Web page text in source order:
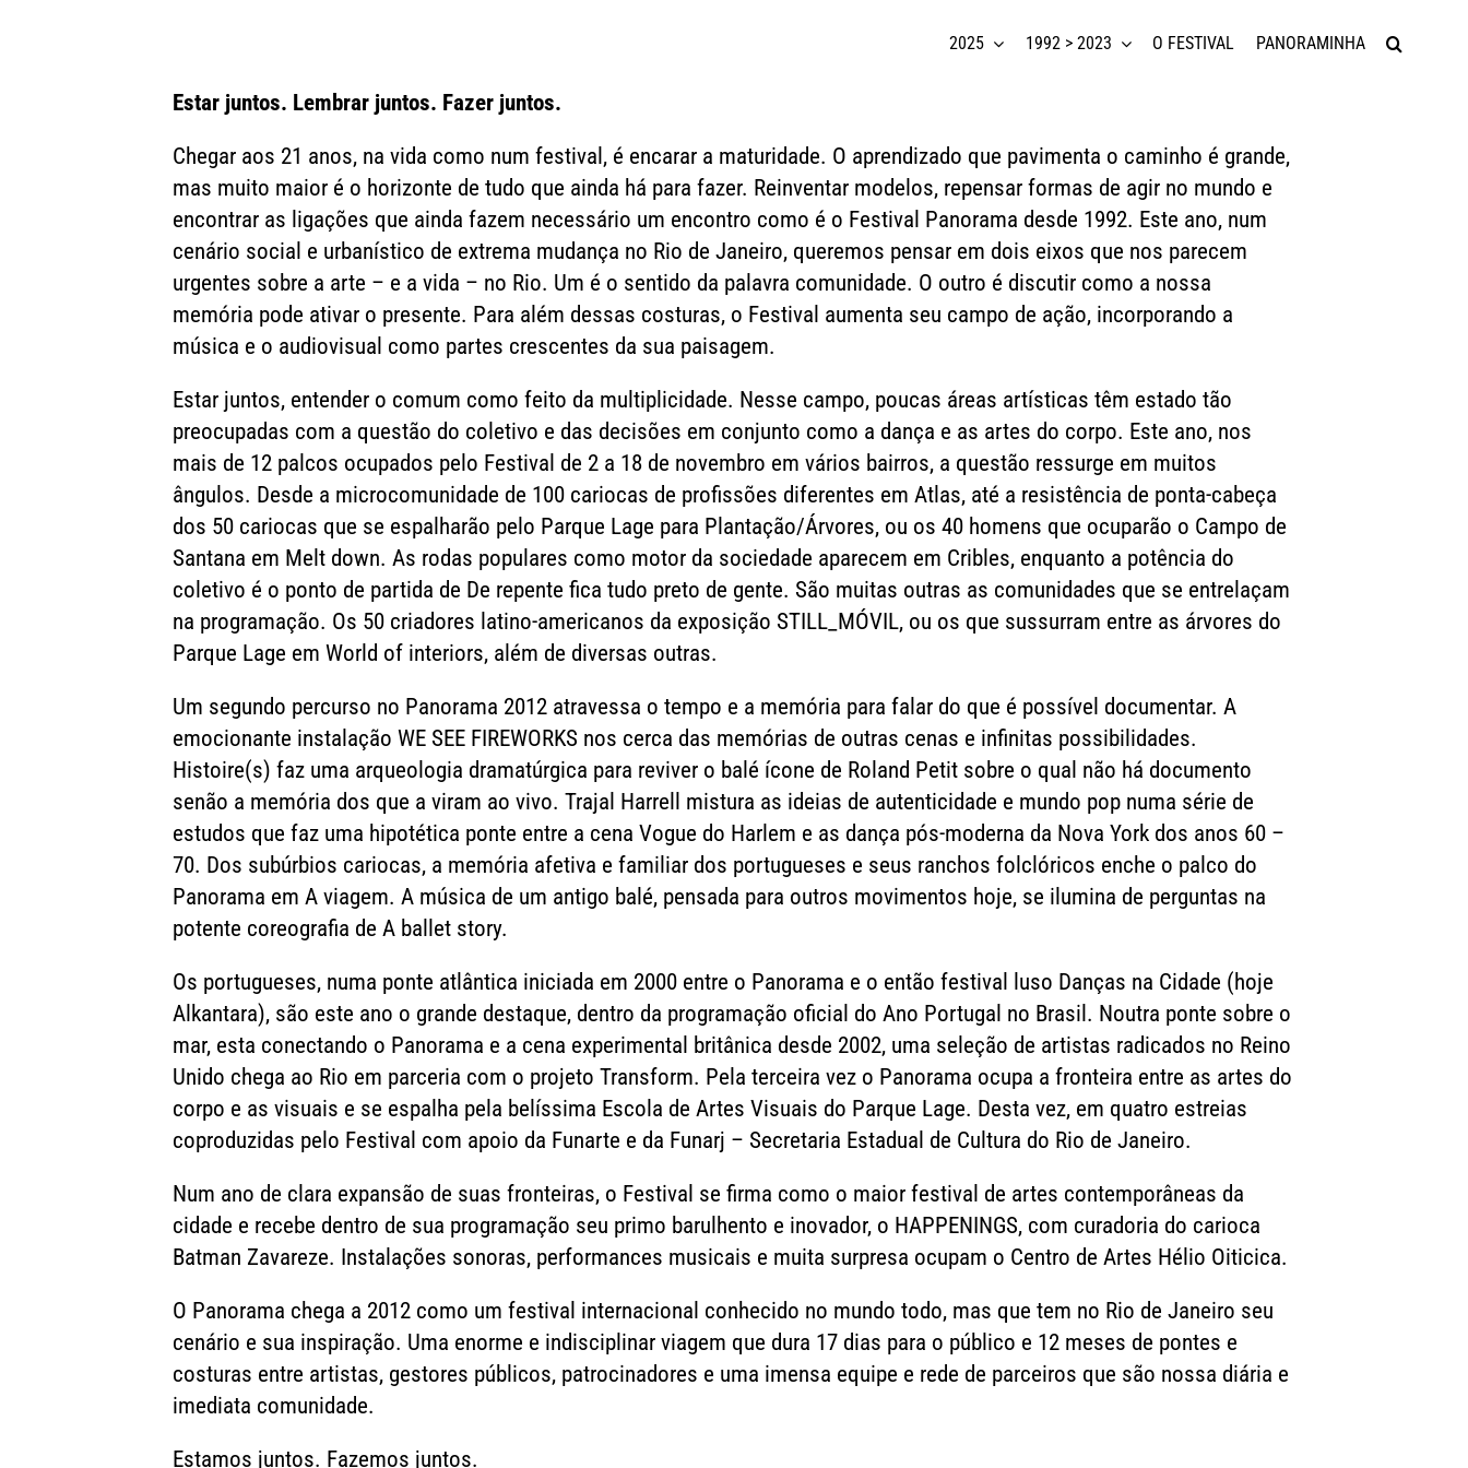
2025 1992 > 2023 O FESTIVAL PANORAMINHA
Estar juntos. Lembrar juntos. Fazer juntos.
Chegar aos 21 anos, na vida como num festival, é encarar a maturidade. O aprendizado que pavimenta o caminho é grande,
mas muito maior é o horizonte de tudo que ainda há para fazer. Reinventar modelos, repensar formas de agir no mundo e
encontrar as ligações que ainda fazem necessário um encontro como é o Festival Panorama desde 1992. Este ano, num
cenário social e urbanístico de extrema mudança no Rio de Janeiro, queremos pensar em dois eixos que nos parecem
urgentes sobre a arte – e a vida – no Rio. Um é o sentido da palavra comunidade. O outro é discutir como a nossa
memória pode ativar o presente. Para além dessas costuras, o Festival aumenta seu campo de ação, incorporando a
música e o audiovisual como partes crescentes da sua paisagem.
Estar juntos, entender o comum como feito da multiplicidade. Nesse campo, poucas áreas artísticas têm estado tão
preocupadas com a questão do coletivo e das decisões em conjunto como a dança e as artes do corpo. Este ano, nos
mais de 12 palcos ocupados pelo Festival de 2 a 18 de novembro em vários bairros, a questão ressurge em muitos
ângulos. Desde a microcomunidade de 100 cariocas de profissões diferentes em Atlas, até a resistência de ponta-cabeça
dos 50 cariocas que se espalharão pelo Parque Lage para Plantação/Árvores, ou os 40 homens que ocuparão o Campo de
Santana em Melt down. As rodas populares como motor da sociedade aparecem em Cribles, enquanto a potência do
coletivo é o ponto de partida de De repente fica tudo preto de gente. São muitas outras as comunidades que se entrelaçam
na programação. Os 50 criadores latino-americanos da exposição STILL_MÓVIL, ou os que sussurram entre as árvores do
Parque Lage em World of interiors, além de diversas outras.
Um segundo percurso no Panorama 2012 atravessa o tempo e a memória para falar do que é possível documentar. A
emocionante instalação WE SEE FIREWORKS nos cerca das memórias de outras cenas e infinitas possibilidades.
Histoire(s) faz uma arqueologia dramatúrgica para reviver o balé ícone de Roland Petit sobre o qual não há documento
senão a memória dos que a viram ao vivo. Trajal Harrell mistura as ideias de autenticidade e mundo pop numa série de
estudos que faz uma hipotética ponte entre a cena Vogue do Harlem e as dança pós-moderna da Nova York dos anos 60 –
70. Dos subúrbios cariocas, a memória afetiva e familiar dos portugueses e seus ranchos folclóricos enche o palco do
Panorama em A viagem. A música de um antigo balé, pensada para outros movimentos hoje, se ilumina de perguntas na
potente coreografia de A ballet story.
Os portugueses, numa ponte atlântica iniciada em 2000 entre o Panorama e o então festival luso Danças na Cidade (hoje
Alkantara), são este ano o grande destaque, dentro da programação oficial do Ano Portugal no Brasil. Noutra ponte sobre o
mar, esta conectando o Panorama e a cena experimental britânica desde 2002, uma seleção de artistas radicados no Reino
Unido chega ao Rio em parceria com o projeto Transform. Pela terceira vez o Panorama ocupa a fronteira entre as artes do
corpo e as visuais e se espalha pela belíssima Escola de Artes Visuais do Parque Lage. Desta vez, em quatro estreias
coproduzidas pelo Festival com apoio da Funarte e da Funarj – Secretaria Estadual de Cultura do Rio de Janeiro.
Num ano de clara expansão de suas fronteiras, o Festival se firma como o maior festival de artes contemporâneas da
cidade e recebe dentro de sua programação seu primo barulhento e inovador, o HAPPENINGS, com curadoria do carioca
Batman Zavareze. Instalações sonoras, performances musicais e muita surpresa ocupam o Centro de Artes Hélio Oiticica.
O Panorama chega a 2012 como um festival internacional conhecido no mundo todo, mas que tem no Rio de Janeiro seu
cenário e sua inspiração. Uma enorme e indisciplinar viagem que dura 17 dias para o público e 12 meses de pontes e
costuras entre artistas, gestores públicos, patrocinadores e uma imensa equipe e rede de parceiros que são nossa diária e
imediata comunidade.
Estamos juntos. Fazemos juntos.